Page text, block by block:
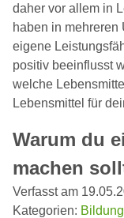
daher vor allem in
haben in
eigene
positiv beeinflusst
welche
Lebensmittel für
Warum du
machen
Verfasst am
Kategorien: